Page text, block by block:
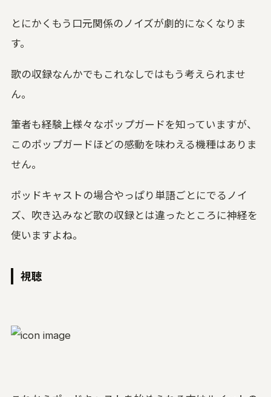
とにかくもう口元関係のノイズが劇的になくなりま
す。
歌の収録なんかでもこれなしではもう考えられませ
ん。
筆者も経験上様々なポップガードを知っていますが、
このポップガードほどの感動を味わえる機種はありま
せん。
ポッドキャストの場合やっぱり単語ごとにでるノイ
ズ、吹き込みなど歌の収録とは違ったところに神経を
使いますよね。
視聴